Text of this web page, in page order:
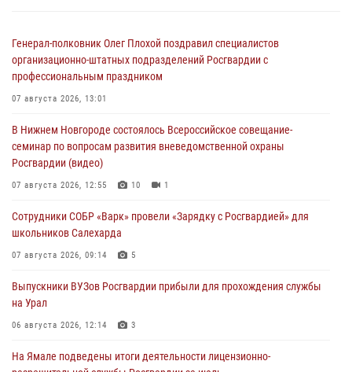
Генерал-полковник Олег Плохой поздравил специалистов
организационно-штатных подразделений Росгвардии с
профессиональным праздником
07 августа 2026, 13:01
В Нижнем Новгороде состоялось Всероссийское совещание-
семинар по вопросам развития вневедомственной охраны
Росгвардии (видео)
07 августа 2026, 12:55 10 1
Сотрудники СОБР «Варк» провели «Зарядку с Росгвардией» для
школьников Салехарда
07 августа 2026, 09:14 5
Выпускники ВУЗов Росгвардии прибыли для прохождения службы
на Урал
06 августа 2026, 12:14 3
На Ямале подведены итоги деятельности лицензионно-